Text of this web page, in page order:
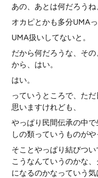
あの、あとは何だろうね
オカピとかも多分UMA
UMA扱いしてないと。
だから何だろうな、そ
から、はい。
はい。
っていうところで、た
思いますけれども、
やっぱり民間伝承の中
しの類っていうものがや
そことやっぱり結びつ
こうなんていうのかな
になるのかなっていう気